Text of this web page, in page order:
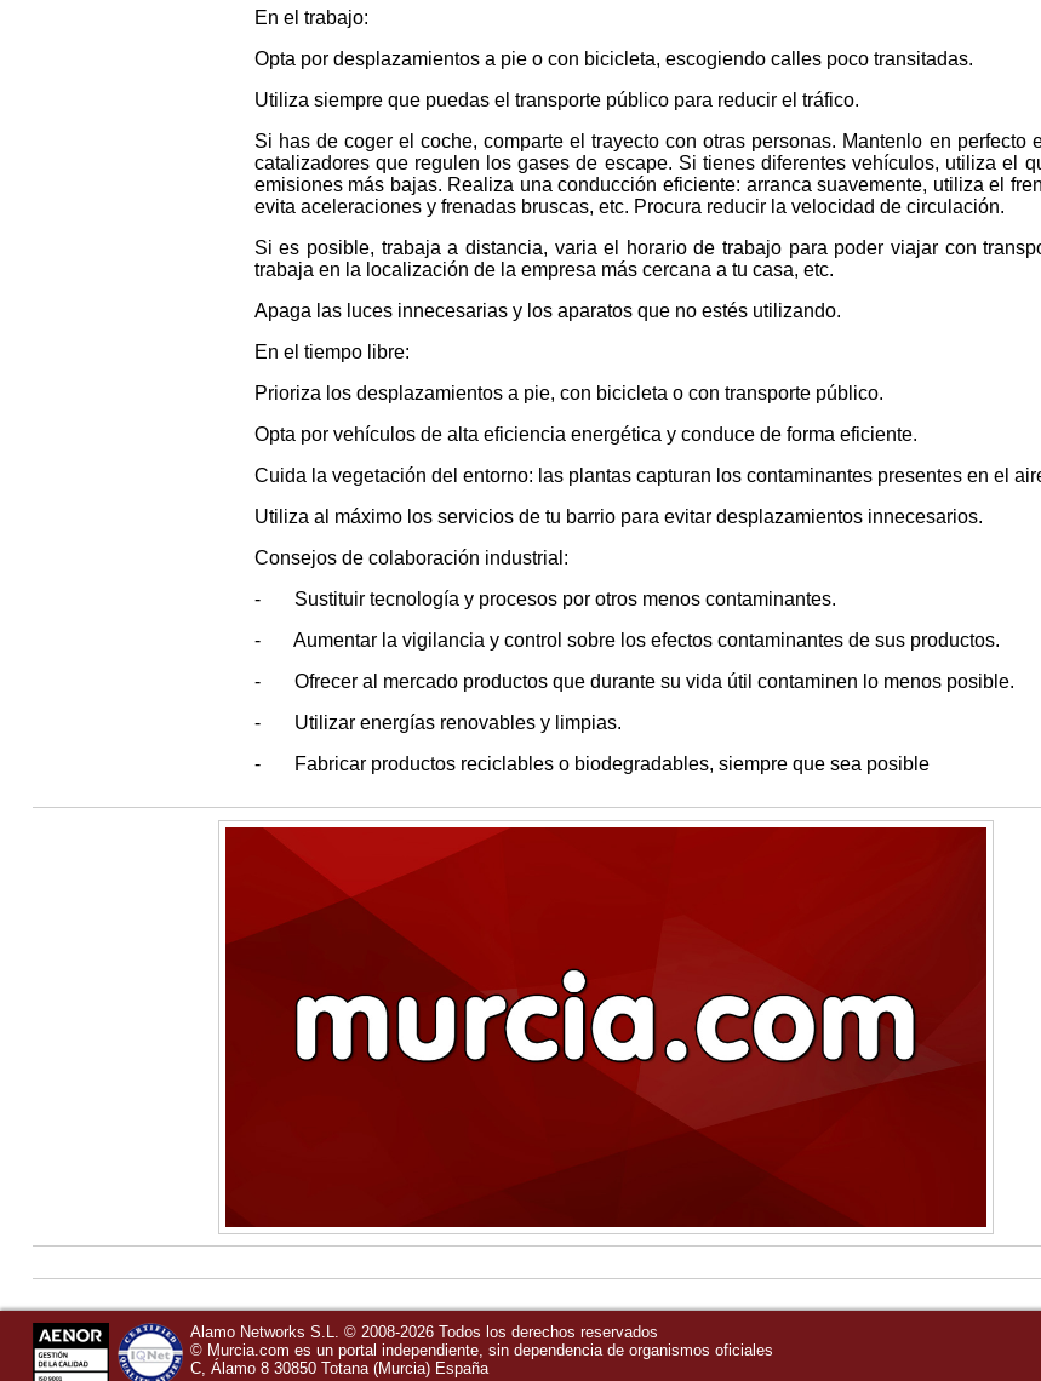
En el trabajo:
Opta por desplazamientos a pie o con bicicleta, escogiendo calles poco transitadas.
Utiliza siempre que puedas el transporte público para reducir el tráfico.
Si has de coger el coche, comparte el trayecto con otras personas. Mantenlo en perfecto
catalizadores que regulen los gases de escape. Si tienes diferentes vehículos, utiliza el
emisiones más bajas. Realiza una conducción eficiente: arranca suavemente, utiliza el
evita aceleraciones y frenadas bruscas, etc. Procura reducir la velocidad de circulación.
Si es posible, trabaja a distancia, varia el horario de trabajo para poder viajar con
trabaja en la localización de la empresa más cercana a tu casa, etc.
Apaga las luces innecesarias y los aparatos que no estés utilizando.
En el tiempo libre:
Prioriza los desplazamientos a pie, con bicicleta o con transporte público.
Opta por vehículos de alta eficiencia energética y conduce de forma eficiente.
Cuida la vegetación del entorno: las plantas capturan los contaminantes presentes en el
Utiliza al máximo los servicios de tu barrio para evitar desplazamientos innecesarios.
Consejos de colaboración industrial:
- Sustituir tecnología y procesos por otros menos contaminantes.
- Aumentar la vigilancia y control sobre los efectos contaminantes de sus productos.
- Ofrecer al mercado productos que durante su vida útil contaminen lo menos posible.
- Utilizar energías renovables y limpias.
- Fabricar productos reciclables o biodegradables, siempre que sea posible
Alamo Networks S.L. © 2008-2026 Todos los derechos reservados
© Murcia.com es un portal independiente, sin dependencia de organismos oficiales
C, Álamo 8 30850 Totana (Murcia) España